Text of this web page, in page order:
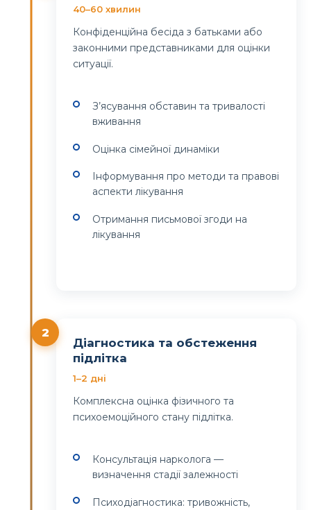
40–60 хвилин
Конфіденційна бесіда з батьками або
законними представниками для оцінки
ситуації.
З’ясування обставин та тривалості
вживання
Оцінка сімейної динаміки
Інформування про методи та правові
аспекти лікування
Отримання письмової згоди на
лікування
2
Діагностика та обстеження
підлітка
1–2 дні
Комплексна оцінка фізичного та
психоемоційного стану підлітка.
Консультація нарколога —
визначення стадії залежності
Психодіагностика: тривожність,